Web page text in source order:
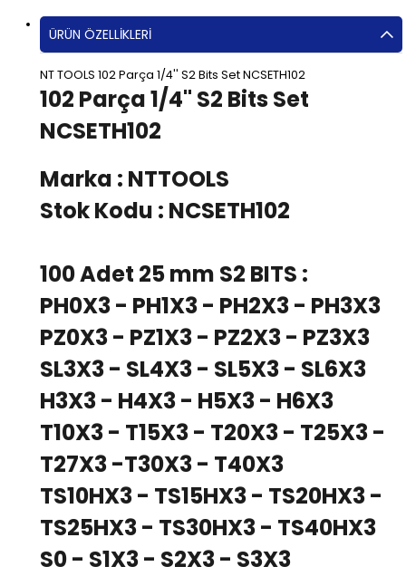
ÜRÜN ÖZELLIKLERI
NT TOOLS 102 Parça 1/4'' S2 Bits Set NCSETH102
102 Parça 1/4" S2 Bits Set
NCSETH102
Marka : NTTOOLS
Stok Kodu : NCSETH102
100 Adet 25 mm S2 BITS :
PH0X3 - PH1X3 - PH2X3 - PH3X3
PZ0X3 - PZ1X3 - PZ2X3 - PZ3X3
SL3X3 - SL4X3 - SL5X3 - SL6X3
H3X3 - H4X3 - H5X3 - H6X3
T10X3 - T15X3 - T20X3 - T25X3 -
T27X3 -T30X3 - T40X3
TS10HX3 - TS15HX3 - TS20HX3 -
TS25HX3 - TS30HX3 - TS40HX3
S0 - S1X3 - S2X3 - S3X3